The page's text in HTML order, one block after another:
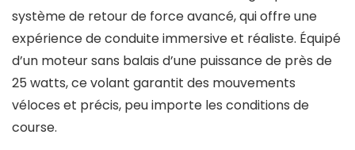
système de retour de force avancé, qui offre une
expérience de conduite immersive et réaliste. Équipé
d’un moteur sans balais d’une puissance de près de
25 watts, ce volant garantit des mouvements
véloces et précis, peu importe les conditions de
course.